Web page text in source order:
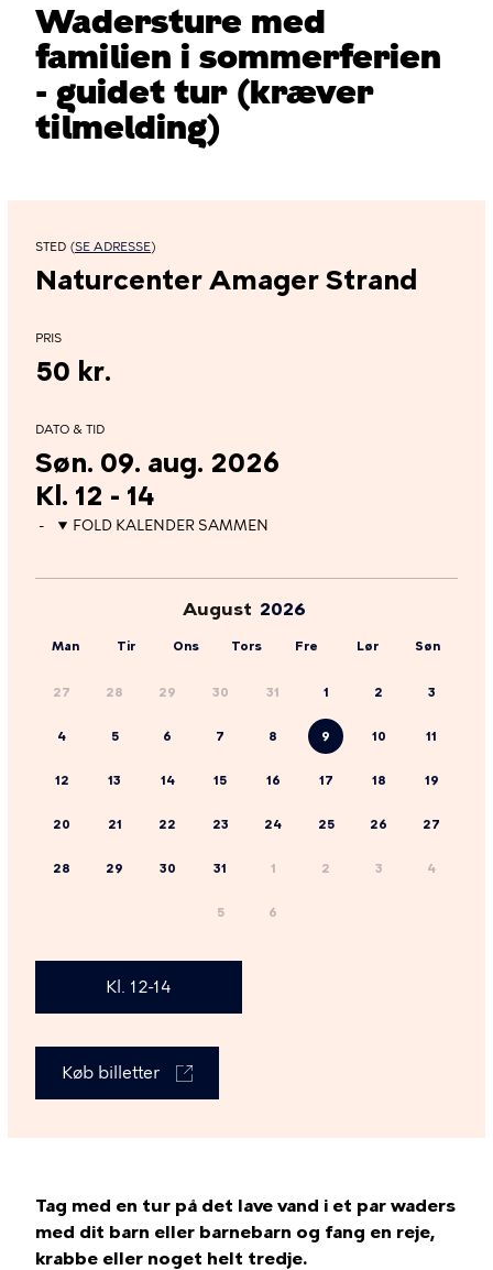
Wadersture med
familien i sommerferien
- guidet tur (kræver
tilmelding)
STED (SE ADRESSE)
Naturcenter Amager Strand
PRIS
50 kr.
DATO & TID
Søn. 09. aug. 2026
Kl. 12 - 14
FOLD KALENDER SAMMEN
August
Man Tir Ons Tors Fre Lør Søn
27 28 29 30 31 1 2 3
4 5 6 7 8 9 10 11
12 13 14 15 16 17 18 19
20 21 22 23 24 25 26 27
28 29 30 31 1 2 3 4
5 6
Kl. 12-14
Køb billetter
Tag med en tur på det lave vand i et par waders
med dit barn eller barnebarn og fang en reje,
krabbe eller noget helt tredje.